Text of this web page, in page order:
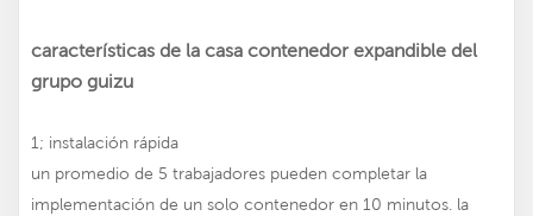
características de la casa contenedor expandible del
grupo guizu
1; instalación rápida
un promedio de 5 trabajadores pueden completar la
implementación de un solo contenedor en 10 minutos. la